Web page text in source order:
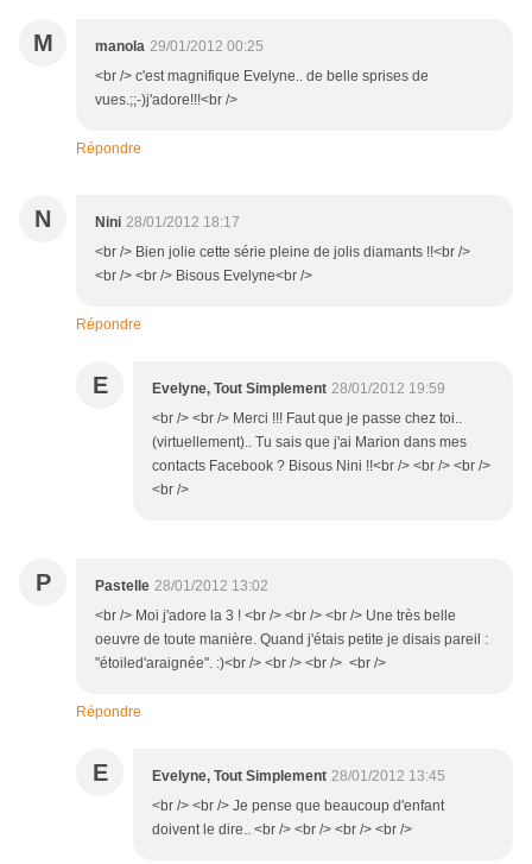
M manola 29/01/2012 00:25
<br /> c'est magnifique Evelyne.. de belle sprises de
vues.;;-)j'adore!!!<br />
Répondre
N Nini 28/01/2012 18:17
<br /> Bien jolie cette série pleine de jolis diamants !!<br />
<br /> <br /> Bisous Evelyne<br />
Répondre
E Evelyne, Tout Simplement 28/01/2012 19:59
<br /> <br /> Merci !!! Faut que je passe chez toi..
(virtuellement).. Tu sais que j'ai Marion dans mes
contacts Facebook ? Bisous Nini !!<br /> <br /> <br />
<br />
P Pastelle 28/01/2012 13:02
<br /> Moi j'adore la 3 ! <br /> <br /> <br /> Une très belle
oeuvre de toute manière. Quand j'étais petite je disais pareil :
"étoiled'araignée". :)<br /> <br /> <br /> <br />
Répondre
E Evelyne, Tout Simplement 28/01/2012 13:45
<br /> <br /> Je pense que beaucoup d'enfant
doivent le dire.. <br /> <br /> <br /> <br />